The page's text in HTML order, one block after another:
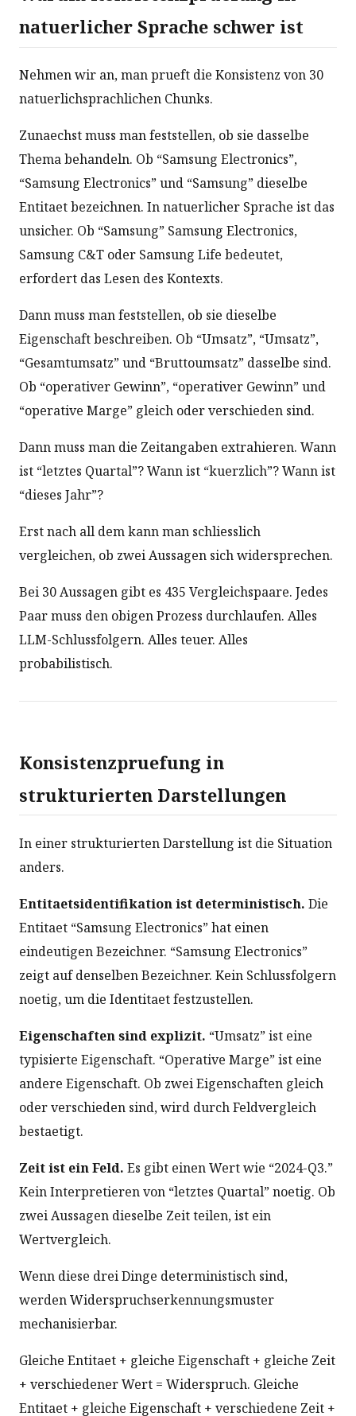
natuerlicher Sprache schwer ist
Nehmen wir an, man prueft die Konsistenz von 30
natuerlichsprachlichen Chunks.
Zunaechst muss man feststellen, ob sie dasselbe
Thema behandeln. Ob “Samsung Electronics”,
“Samsung Electronics” und “Samsung” dieselbe
Entitaet bezeichnen. In natuerlicher Sprache ist das
unsicher. Ob “Samsung” Samsung Electronics,
Samsung C&T oder Samsung Life bedeutet,
erfordert das Lesen des Kontexts.
Dann muss man feststellen, ob sie dieselbe
Eigenschaft beschreiben. Ob “Umsatz”, “Umsatz”,
“Gesamtumsatz” und “Bruttoumsatz” dasselbe sind.
Ob “operativer Gewinn”, “operativer Gewinn” und
“operative Marge” gleich oder verschieden sind.
Dann muss man die Zeitangaben extrahieren. Wann
ist “letztes Quartal”? Wann ist “kuerzlich”? Wann ist
“dieses Jahr”?
Erst nach all dem kann man schliesslich
vergleichen, ob zwei Aussagen sich widersprechen.
Bei 30 Aussagen gibt es 435 Vergleichspaare. Jedes
Paar muss den obigen Prozess durchlaufen. Alles
LLM-Schlussfolgern. Alles teuer. Alles
probabilistisch.
Konsistenzpruefung in
strukturierten Darstellungen
In einer strukturierten Darstellung ist die Situation
anders.
Entitaetsidentifikation ist deterministisch. Die
Entitaet “Samsung Electronics” hat einen
eindeutigen Bezeichner. “Samsung Electronics”
zeigt auf denselben Bezeichner. Kein Schlussfolgern
noetig, um die Identitaet festzustellen.
Eigenschaften sind explizit. “Umsatz” ist eine
typisierte Eigenschaft. “Operative Marge” ist eine
andere Eigenschaft. Ob zwei Eigenschaften gleich
oder verschieden sind, wird durch Feldvergleich
bestaetigt.
Zeit ist ein Feld. Es gibt einen Wert wie “2024-Q3.”
Kein Interpretieren von “letztes Quartal” noetig. Ob
zwei Aussagen dieselbe Zeit teilen, ist ein
Wertvergleich.
Wenn diese drei Dinge deterministisch sind,
werden Widerspruchserkennungsmuster
mechanisierbar.
Gleiche Entitaet + gleiche Eigenschaft + gleiche Zeit
+ verschiedener Wert = Widerspruch. Gleiche
Entitaet + gleiche Eigenschaft + verschiedene Zeit +